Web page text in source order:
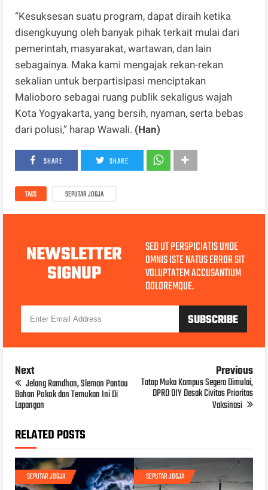
“Kesuksesan suatu program, dapat diraih ketika
disengkuyung oleh banyak pihak terkait mulai dari
pemerintah, masyarakat, wartawan, dan lain
sebagainya. Maka kami mengajak rekan-rekan
sekalian untuk berpartisipasi menciptakan
Malioboro sebagai ruang publik sekaligus wajah
Kota Yogyakarta, yang bersih, nyaman, serta bebas
dari polusi,” harap Wawali. (Han)
SHARE SHARE
TAGS SEPUTAR JOGJA
NEWSLETTER
SIGNUP
SED UT PERSPICIATIS UNDE
OMNIS ISTE NATUS ERROR SIT
VOLUPTATEM ACCUSANTIUM
DOLOREMQUE.
Next
Jelang Ramdhan, Sleman Pantau
Bahan Pokok dan Temukan Ini Di
Lapangan
Previous
Tatap Muka Kampus Segera Dimulai,
DPRD DIY Desak Civitas Prioritas
Vaksinasi
RELATED POSTS
SEPUTAR JOGJA SEPUTAR JOGJA